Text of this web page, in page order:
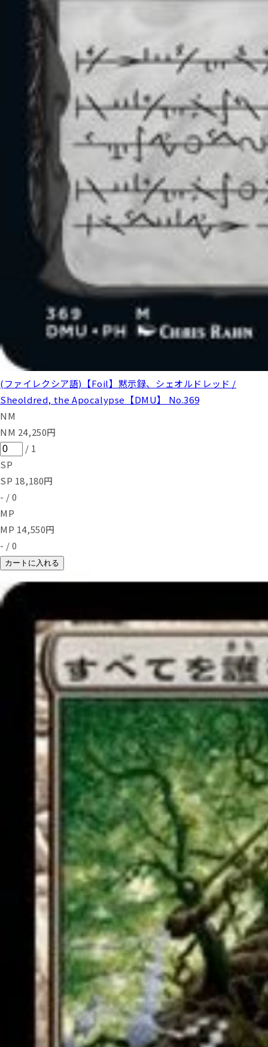
(ファイレクシア語)【Foil】黙示録、シェオルドレッド /
Sheoldred, the Apocalypse【DMU】 No.369
NM
NM 24,250円
/ 1
SP
SP 18,180円
- / 0
MP
MP 14,550円
- / 0
カートに入れる